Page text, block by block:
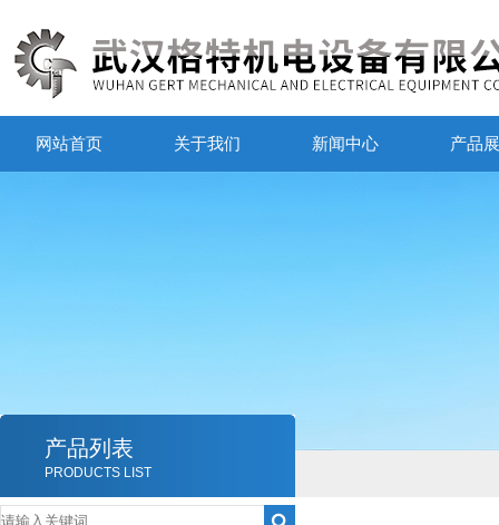
网站首页 关于我们 新闻中心 产品
产品列表
PRODUCTS LIST